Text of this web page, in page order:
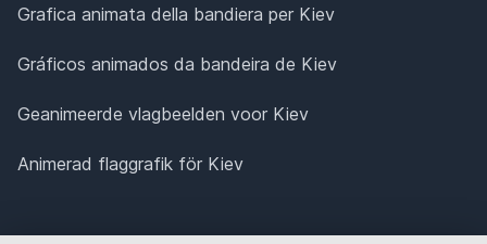
Grafica animata della bandiera per Kiev
Gráficos animados da bandeira de Kiev
Geanimeerde vlagbeelden voor Kiev
Animerad flaggrafik för Kiev